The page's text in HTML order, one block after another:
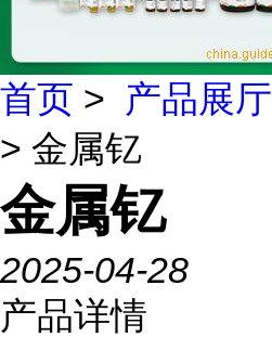
首页 > 产品展厅
> 金属钇
金属钇
2025-04-28
产品详情